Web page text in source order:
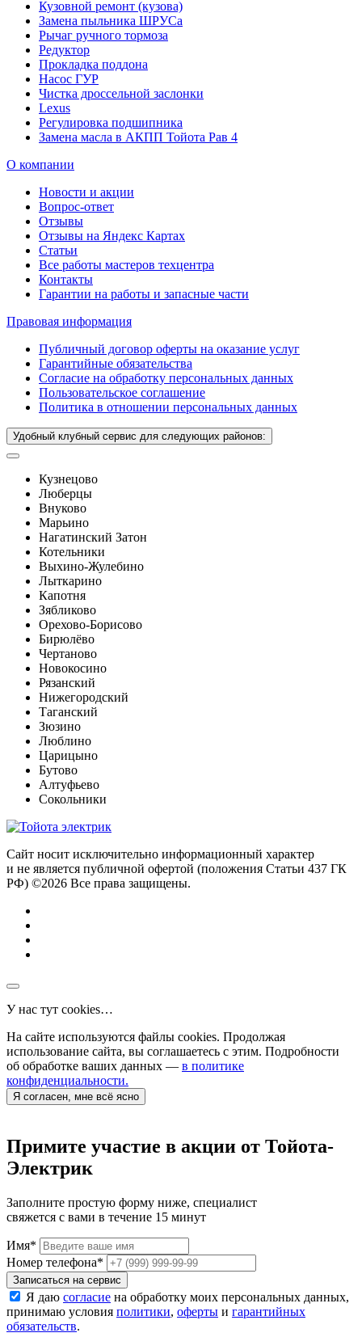
Кузовной ремонт (кузова)
Замена пыльника ШРУСа
Рычаг ручного тормоза
Редуктор
Прокладка поддона
Насос ГУР
Чистка дроссельной заслонки
Lexus
Регулировка подшипника
Замена масла в АКПП Тойота Рав 4
О компании
Новости и акции
Вопрос-ответ
Отзывы
Отзывы на Яндекс Картах
Статьи
Все работы мастеров техцентра
Контакты
Гарантии на работы и запасные части
Правовая информация
Публичный договор оферты на оказание услуг
Гарантийные обязательства
Согласие на обработку персональных данных
Пользовательское соглашение
Политика в отношении персональных данных
Удобный клубный сервис для следующих районов:
Кузнецово
Люберцы
Внуково
Марьино
Нагатинский Затон
Котельники
Выхино-Жулебино
Лыткарино
Капотня
Зябликово
Орехово-Борисово
Бирюлёво
Чертаново
Новокосино
Рязанский
Нижегородский
Таганский
Зюзино
Люблино
Царицыно
Бутово
Алтуфьево
Сокольники
Сайт носит исключительно информационный характер
и не является публичной офертой (положения Статьи 437 ГК
РФ) ©2026 Все права защищены.
У нас тут cookies…
На сайте используются файлы cookies. Продолжая
использование сайта, вы соглашаетесь с этим. Подробности
об обработке ваших данных — в политике
конфиденциальности.
Я согласен, мне всё ясно
Примите участие в акции от Тойота-
Электрик
Заполните простую форму ниже, специалист
свяжется с вами в течение 15 минут
Имя*
Номер телефона*
Записаться на сервис
Я даю согласие на обработку моих персональных данных,
принимаю условия политики, оферты и гарантийных
обязательств.